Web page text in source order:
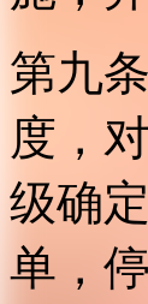
第九
度，
级确
单，